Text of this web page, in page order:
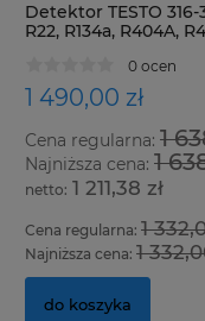
Detektor TESTO
R22, R134a, R404A,
0 ocen
1 490,00 zł
Cena regularna: 1
Najniższa cena: 1
1 211,38 zł
Cena regularna: 1
Najniższa cena: 1
do koszyka